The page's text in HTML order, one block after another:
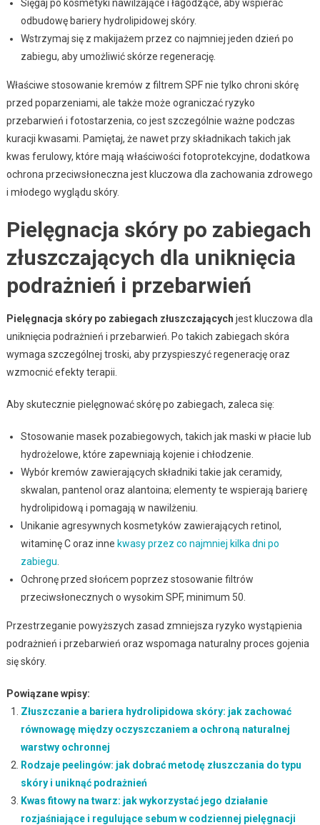
Sięgaj po kosmetyki nawilżające i łagodzące, aby wspierać
odbudowę bariery hydrolipidowej skóry.
Wstrzymaj się z makijażem przez co najmniej jeden dzień po
zabiegu, aby umożliwić skórze regenerację.
Właściwe stosowanie kremów z filtrem SPF nie tylko chroni skórę
przed poparzeniami, ale także może ograniczać ryzyko
przebarwień i fotostarzenia, co jest szczególnie ważne podczas
kuracji kwasami. Pamiętaj, że nawet przy składnikach takich jak
kwas ferulowy, które mają właściwości fotoprotekcyjne, dodatkowa
ochrona przeciwsłoneczna jest kluczowa dla zachowania zdrowego
i młodego wyglądu skóry.
Pielęgnacja skóry po zabiegach
złuszczających dla uniknięcia
podrażnień i przebarwień
Pielęgnacja skóry po zabiegach złuszczających jest kluczowa dla
uniknięcia podrażnień i przebarwień. Po takich zabiegach skóra
wymaga szczególnej troski, aby przyspieszyć regenerację oraz
wzmocnić efekty terapii.
Aby skutecznie pielęgnować skórę po zabiegach, zaleca się:
Stosowanie masek pozabiegowych, takich jak maski w płacie lub
hydrożelowe, które zapewniają kojenie i chłodzenie.
Wybór kremów zawierających składniki takie jak ceramidy,
skwalan, pantenol oraz alantoina; elementy te wspierają barierę
hydrolipidową i pomagają w nawilżeniu.
Unikanie agresywnych kosmetyków zawierających retinol,
witaminę C oraz inne kwasy przez co najmniej kilka dni po
zabiegu
Ochronę przed słońcem poprzez stosowanie filtrów
przeciwsłonecznych o wysokim SPF, minimum 50.
Przestrzeganie powyższych zasad zmniejsza ryzyko wystąpienia
podrażnień i przebarwień oraz wspomaga naturalny proces gojenia
się skóry.
Powiązane wpisy:
Złuszczanie a bariera hydrolipidowa skóry: jak zachować
równowagę między oczyszczaniem a ochroną naturalnej
warstwy ochronnej
Rodzaje peelingów: jak dobrać metodę złuszczania do typu
skóry i uniknąć podrażnień
Kwas fitowy na twarz: jak wykorzystać jego działanie
rozjaśniające i regulujące sebum w codziennej pielęgnacji